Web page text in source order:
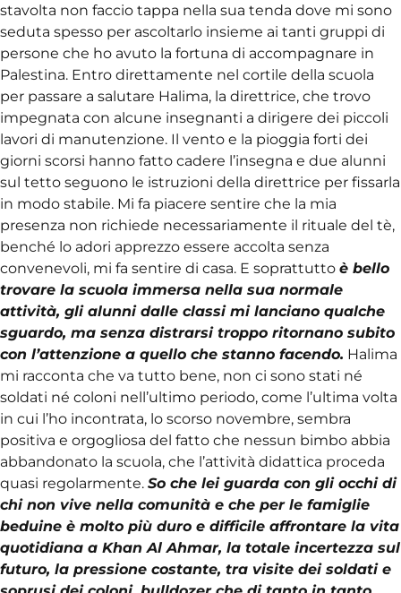
stavolta non faccio tappa nella sua tenda dove mi sono
seduta spesso per ascoltarlo insieme ai tanti gruppi di
persone che ho avuto la fortuna di accompagnare in
Palestina. Entro direttamente nel cortile della scuola
per passare a salutare Halima, la direttrice, che trovo
impegnata con alcune insegnanti a dirigere dei piccoli
lavori di manutenzione. Il vento e la pioggia forti dei
giorni scorsi hanno fatto cadere l’insegna e due alunni
sul tetto seguono le istruzioni della direttrice per fissarla
in modo stabile. Mi fa piacere sentire che la mia
presenza non richiede necessariamente il rituale del tè,
benché lo adori apprezzo essere accolta senza
convenevoli, mi fa sentire di casa. E soprattutto è bello
trovare la scuola immersa nella sua normale
attività, gli alunni dalle classi mi lanciano qualche
sguardo, ma senza distrarsi troppo ritornano subito
con l’attenzione a quello che stanno facendo. Halima
mi racconta che va tutto bene, non ci sono stati né
soldati né coloni nell’ultimo periodo, come l’ultima volta
in cui l’ho incontrata, lo scorso novembre, sembra
positiva e orgogliosa del fatto che nessun bimbo abbia
abbandonato la scuola, che l’attività didattica proceda
quasi regolarmente. So che lei guarda con gli occhi di
chi non vive nella comunità e che per le famiglie
beduine è molto più duro e difficile affrontare la vita
quotidiana a Khan Al Ahmar, la totale incertezza sul
futuro, la pressione costante, tra visite dei soldati e